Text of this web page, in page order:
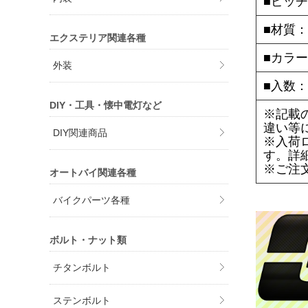
■材質
■カラ
■入数
※記載
違い等
※入荷
す。詳
※ご注
エクステリア関連各種
外装
DIY・工具・懐中電灯など
DIY関連商品
オートバイ関連各種
バイクパーツ各種
ボルト・ナット類
チタンボルト
ステンボルト